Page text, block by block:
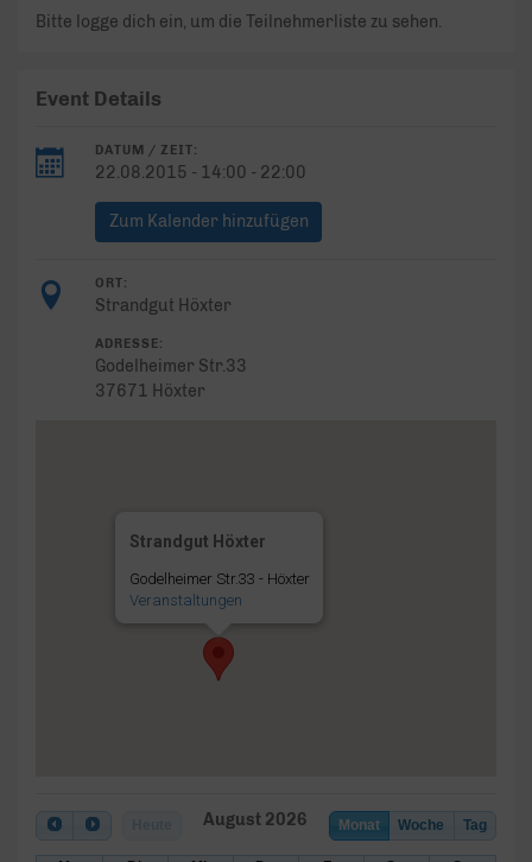
Bitte logge dich ein, um die Teilnehmerliste zu sehen.
Event Details
DATUM / ZEIT:
22.08.2015 - 14:00 - 22:00
Zum Kalender hinzufügen
ORT:
Strandgut Höxter
ADRESSE:
Godelheimer Str.33
37671 Höxter
Strandgut Höxter
Godelheimer Str.33 - Höxter
Veranstaltungen
Monat Woche Tag
August 2026